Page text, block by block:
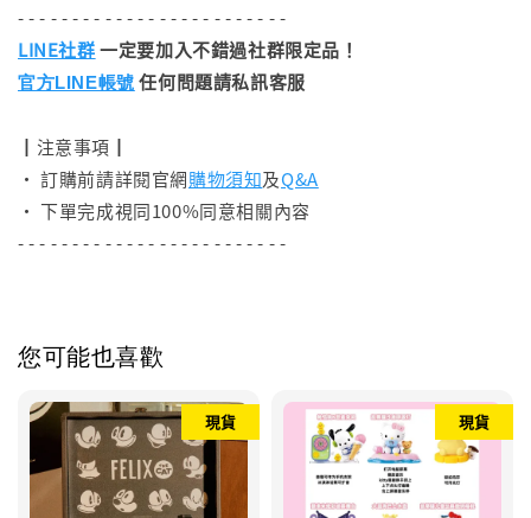
- - - - - - - - - - - - - - - - - - - - - - - - -
LINE社群一定要加入不錯過社群限定品！
官方LINE帳號 任何問題請私訊客服
┃注意事項┃
• 訂購前請詳閱官網購物須知及Q&A
• 下單完成視同100%同意相關內容
- - - - - - - - - - - - - - - - - - - - - - - - -
您可能也喜歡
現貨 現貨